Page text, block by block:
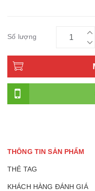
Số lượng
THÔNG TIN SẢN PHẨM
THẺ TAG
KHÁCH HÀNG ĐÁNH GIÁ